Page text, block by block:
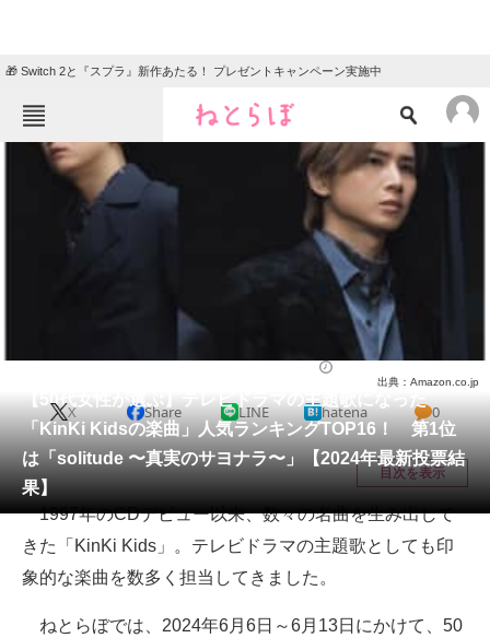
🎁 Switch 2と『スプラ』新作あたる！ プレゼントキャンペーン実施中
ねとらぼメニュー
メディア
ITの今と未来を見通す
スマホと通信の最新トレンド
進化するPCとデバイスの未来
【50代女性が選ぶ】テレビドラマの主題歌になった
「KinKi Kidsの楽曲」人気ランキングTOP16！ 第1位
は「solitude 〜真実のサヨナラ〜」【2024年最新投票結
果】
出典：Amazon.co.jp
X Share LINE hatena 0
目次を表示
1997年のCDデビュー以来、数々の名曲を生み出して
きた「KinKi Kids」。テレビドラマの主題歌としても印
象的な楽曲を数多く担当してきました。
ねとらぼでは、2024年6月6日～6月13日にかけて、50